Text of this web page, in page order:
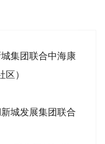
集团联合中海康
）
城发展集团联合